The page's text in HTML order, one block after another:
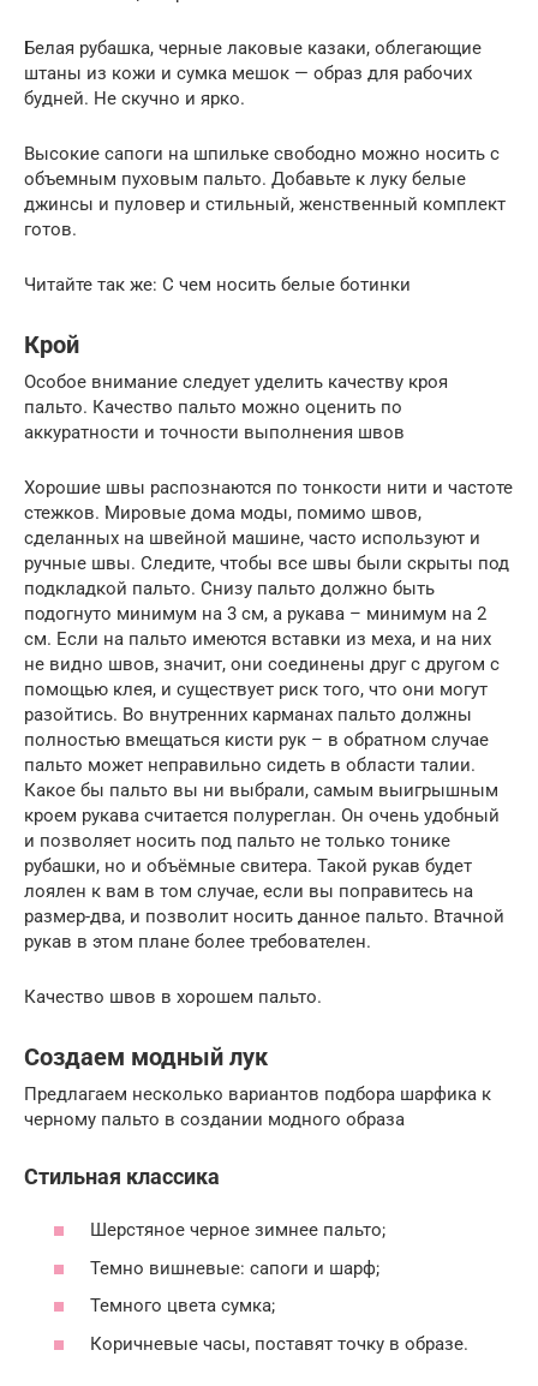
Белая рубашка, черные лаковые казаки, облегающие
штаны из кожи и сумка мешок — образ для рабочих
будней. Не скучно и ярко.
Высокие сапоги на шпильке свободно можно носить с
объемным пуховым пальто. Добавьте к луку белые
джинсы и пуловер и стильный, женственный комплект
готов.
Читайте так же: С чем носить белые ботинки
Крой
Особое внимание следует уделить качеству кроя
пальто. Качество пальто можно оценить по
аккуратности и точности выполнения швов
Хорошие швы распознаются по тонкости нити и частоте
стежков. Мировые дома моды, помимо швов,
сделанных на швейной машине, часто используют и
ручные швы. Следите, чтобы все швы были скрыты под
подкладкой пальто. Снизу пальто должно быть
подогнуто минимум на 3 см, а рукава – минимум на 2
см. Если на пальто имеются вставки из меха, и на них
не видно швов, значит, они соединены друг с другом с
помощью клея, и существует риск того, что они могут
разойтись. Во внутренних карманах пальто должны
полностью вмещаться кисти рук – в обратном случае
пальто может неправильно сидеть в области талии.
Какое бы пальто вы ни выбрали, самым выигрышным
кроем рукава считается полуреглан. Он очень удобный
и позволяет носить под пальто не только тонике
рубашки, но и объёмные свитера. Такой рукав будет
лоялен к вам в том случае, если вы поправитесь на
размер-два, и позволит носить данное пальто. Втачной
рукав в этом плане более требователен.
Качество швов в хорошем пальто.
Создаем модный лук
Предлагаем несколько вариантов подбора шарфика к
черному пальто в создании модного образа
Стильная классика
Шерстяное черное зимнее пальто;
Темно вишневые: сапоги и шарф;
Темного цвета сумка;
Коричневые часы, поставят точку в образе.